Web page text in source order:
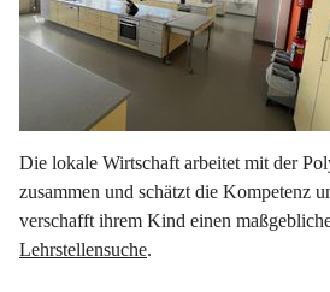
Die lokale Wirtschaft arbeitet mit der
zusammen und schätzt die Kompetenz
verschafft ihrem Kind einen
Lehrstellensuche.